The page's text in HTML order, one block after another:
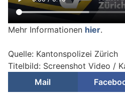
Mehr Informationen hier.
Quelle: Kantonspolizei Zürich
Titelbild: Screenshot Video /
Mail